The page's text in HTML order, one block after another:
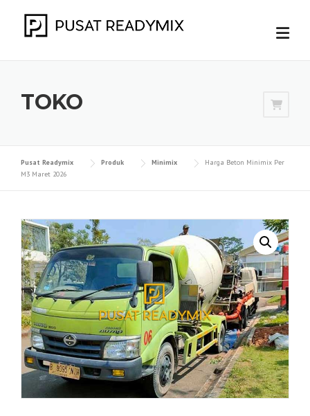
TOKO
Pusat Readymix Produk Minimix
Harga Beton Minimix Per
M3 Maret 2026